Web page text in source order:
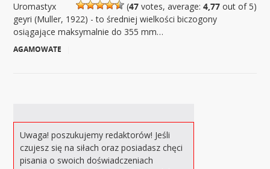
(47votes, average: 4,77out of 5)
Uromastyx
geyri (Muller, 1922) - to średniej wielkości biczogony
osiągające maksymalnie do 355 mm…
AGAMOWATE
Uwaga! poszukujemy redaktorów! Jeśli
czujesz się na siłach oraz posiadasz chęci
pisania o swoich doświadczeniach